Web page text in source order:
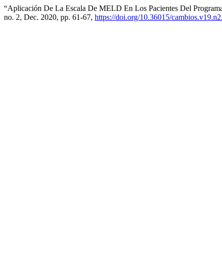
“Aplicación De La Escala De MELD En Los Pacientes Del
no. 2, Dec. 2020, pp. 61-67, https://doi.org/10.36015/